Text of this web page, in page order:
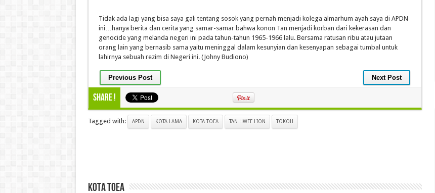
Tidak ada lagi yang bisa saya gali tentang sosok yang pernah menjadi kolega almarhum ayah saya di APDN
ini…hanya berita dan cerita yang samar-samar bahwa konon Tan menjadi korban dari kekerasan dan
genocide yang melanda negeri ini pada tahun-tahun 1965-1966 lalu. Bersama ratusan ribu atau jutaan
orang lain yang bernasib sama yaitu meninggal dalam kesunyian dan kesenyapan sebagai tumbal untuk
lahirnya sebuah rezim di Negeri ini. (Johny Budiono)
Previous Post Next Post
Share !
Tagged with: APDN KOTA LAMA KOTA TOEA TAN HWEE LION TOKOH
kota toea